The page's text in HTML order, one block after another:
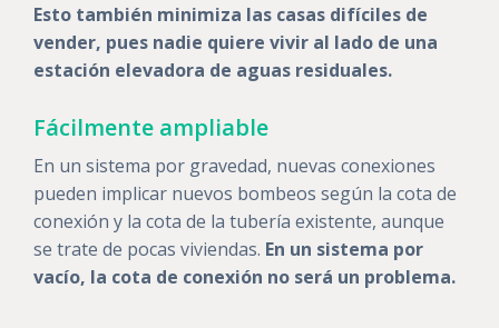
Esto también minimiza las casas difíciles de
vender, pues nadie quiere vivir al lado de una
estación elevadora de aguas residuales.
Fácilmente ampliable
En un sistema por gravedad, nuevas conexiones
pueden implicar nuevos bombeos según la cota de
conexión y la cota de la tubería existente, aunque
se trate de pocas viviendas. En un sistema por
vacío, la cota de conexión no será un problema.